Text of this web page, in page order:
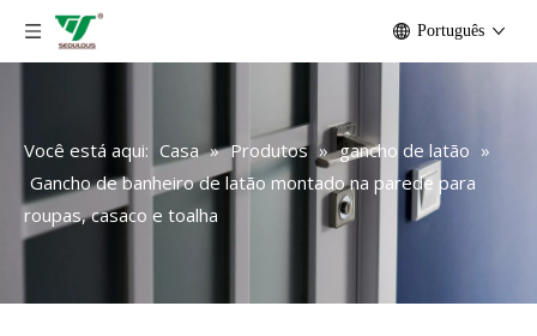
Português
Você está aqui: Casa » Produtos » gancho de latão »
Gancho de banheiro de latão montado na parede para
roupas, casaco e toalha